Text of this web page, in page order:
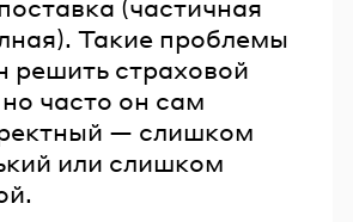
(частичная
Такие проблемы
решить страховой
часто он сам
— слишком
или слишком